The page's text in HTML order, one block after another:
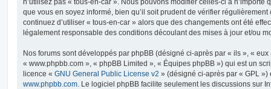
que vous en soyez informé, bien qu’il soit prudent de vérifier
continuez d’utiliser « tous-en-car » alors que des changements ont été
légalement responsable des conditions découlant des mises à jour et/ou
Nos forums sont développés par phpBB (désigné ci-après par « ils », «
« www.phpbb.com », « phpBB Limited », « Équipes phpBB ») qui est un
licence « GNU General Public License v2 » (désigné ci-après par « GPL
www.phpbb.com . Le logiciel phpBB facilite seulement les discussions sur